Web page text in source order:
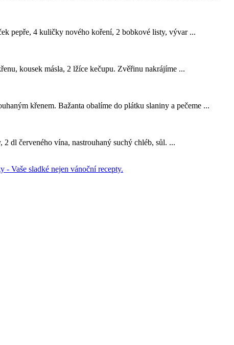
pepře, 4 kuličky nového koření, 2 bobkové listy, vývar ...
kousek másla, 2 lžíce kečupu. Zvěřinu nakrájíme ...
křenem. Bažanta obalíme do plátku slaniny a pečeme ...
dl červeného vína, nastrouhaný suchý chléb, sůl. ...